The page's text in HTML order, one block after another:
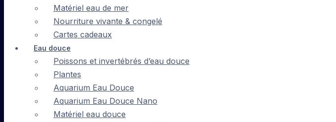
Matériel eau de mer
Nourriture vivante & congelé
Cartes cadeaux
Eau douce
Poissons et invertébrés d’eau douce
Plantes
Aquarium Eau Douce
Aquarium Eau Douce Nano
Matériel eau douce